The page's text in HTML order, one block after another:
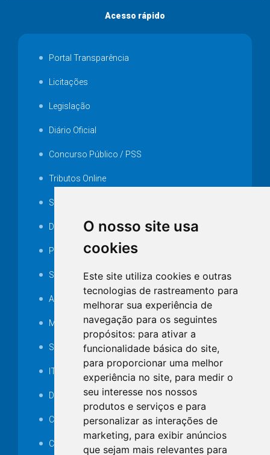
O nosso site usa
cookies
Este site utiliza cookies e outras
tecnologias de rastreamento para
melhorar sua experiência de
navegação para os seguintes
propósitos: para ativar a
funcionalidade básica do site,
para proporcionar uma melhor
experiência no site, para medir o
seu interesse nos nossos
produtos e serviços e para
personalizar as interações de
marketing, para exibir anúncios
que sejam mais relevantes para
Acesso rápido
Portal Transparência
Licitações
Legislação
Diário Oficial
Concurso Público / PSS
Tributos Online
Serviços ISS-E
Decretos
Portarias
SAMAE
Audiência pública
MANUTENÇÃO DE ILUMINAÇÃO PÚBLICA
Serviços Técnicos TI
ITR
Desapropriações
Catalogo Eletrônico de Padronização
Consórcios Municipais